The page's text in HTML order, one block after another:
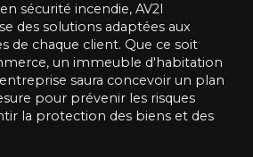
sécurité incendie, AV2I
des solutions adaptées aux
de chaque client. Que ce soit
un immeuble d'habitation
saura concevoir un plan
pour prévenir les risques
la protection des biens et des